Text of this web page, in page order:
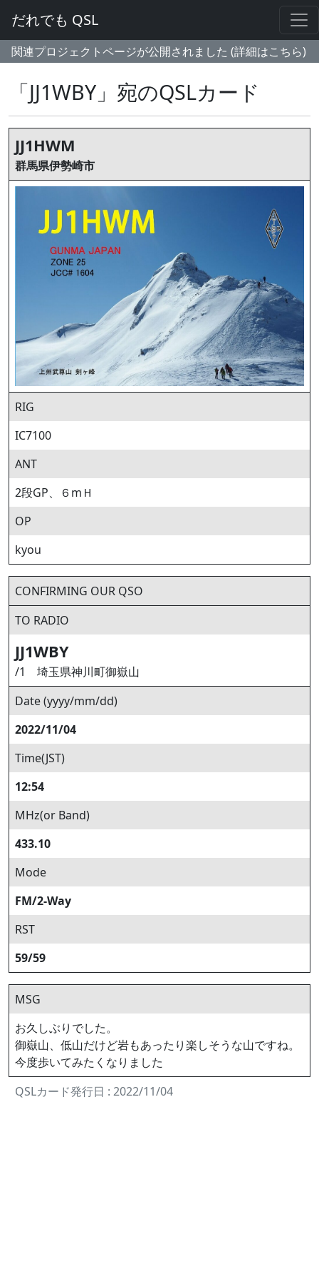
だれでも QSL
関連プロジェクトページが公開されました (詳細はこちら)
「JJ1WBY」宛のQSLカード
JJ1HWM
群馬県伊勢崎市
RIG
IC7100
ANT
2段GP、６mＨ
OP
kyou
CONFIRMING OUR QSO
TO RADIO
JJ1WBY
/1 埼玉県神川町御嶽山
Date (yyyy/mm/dd)
2022/11/04
Time(JST)
12:54
MHz(or Band)
433.10
Mode
FM/2-Way
RST
59/59
MSG
お久しぶりでした。
御嶽山、低山だけど岩もあったり楽しそうな山ですね。
今度歩いてみたくなりました
QSLカード発行日 : 2022/11/04